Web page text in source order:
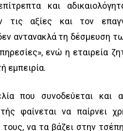
και
τις αξίες και τον
αντανακλά τη δέσμευση
ενώ η εταιρεία
εμπειρία.
που συνοδεύεται και
φαίνεται να παίρνει
να τα βάζει στην